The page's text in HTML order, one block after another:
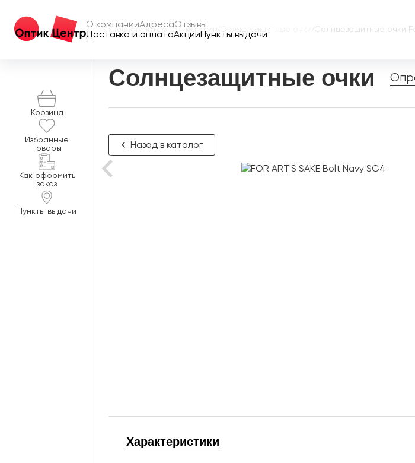
О компанииАдресаОтзывы
Доставка и оплатаАкцииПункты выдачи
Корзина
Избранные
товары
Как оформить
заказ
Пункты выдачи
Главная/ Интернет-магазин Солнцезащитные очки
Солнцезащитные очки
Назад в каталог
Характеристики